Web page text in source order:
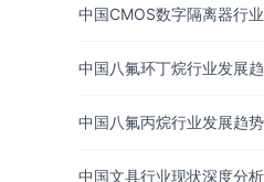
中国CMOS数字隔离器行
中国八氟环丁烷行业发展
中国八氟丙烷行业发展趋
中国文具行业现状深度分